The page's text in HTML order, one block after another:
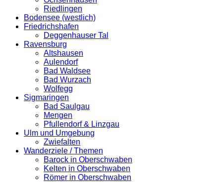
Riedlingen
Bodensee (westlich)
Friedrichshafen
Deggenhauser Tal
Ravensburg
Altshausen
Aulendorf
Bad Waldsee
Bad Wurzach
Wolfegg
Sigmaringen
Bad Saulgau
Mengen
Pfullendorf & Linzgau
Ulm und Umgebung
Zwiefalten
Wanderziele / Themen
Barock in Oberschwaben
Kelten in Oberschwaben
Römer in Oberschwaben